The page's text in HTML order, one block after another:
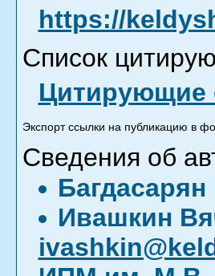
https://
Список
Цитирующие
Экспорт ссылки на публикацию в
Сведения об
Ивашкин